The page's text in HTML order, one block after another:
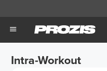
Intra-Workout